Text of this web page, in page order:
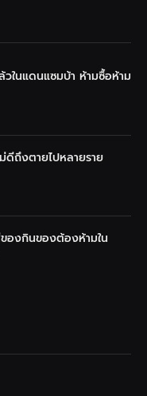
ในแดนแซมบ้า ห้ามซื้อห้าม
ดีถึงตายไปหลายราย
ของกินของต้องห้ามใน